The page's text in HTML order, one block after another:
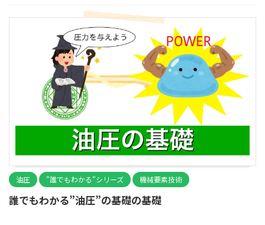
油圧 "誰でもわかる"シリーズ 機械要素技術
誰でもわかる”油圧”の基礎の基礎